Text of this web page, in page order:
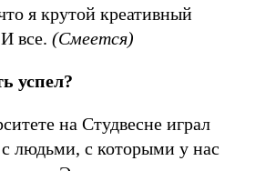
я крутой креативный
все. (Смеется)
успел?
на Студвесне играл
людьми, с которыми у нас